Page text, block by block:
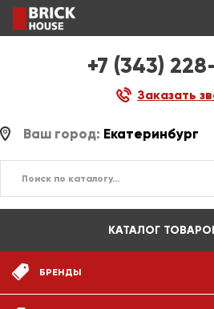
+7 (343)
Заказать
Ваш город: Екатеринбург
КАТАЛОГ
БРЕНДЫ